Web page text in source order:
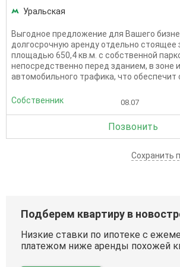
Уральская
Выгодное предложение для Вашего
долгосрочную аренду отдельно стоящее
площадью 650,4 кв.м. с собственной
непосредственно перед зданием, в зоне
автомобильного трафика, что обеспечит
Собственник 08.07
Позвонить
Сохранить
Подберем квартиру в
Низкие ставки по ипотеке с
платежом ниже аренды похожей